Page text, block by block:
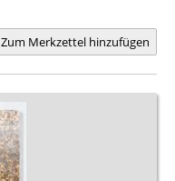
Zum Merkzettel hinzufügen